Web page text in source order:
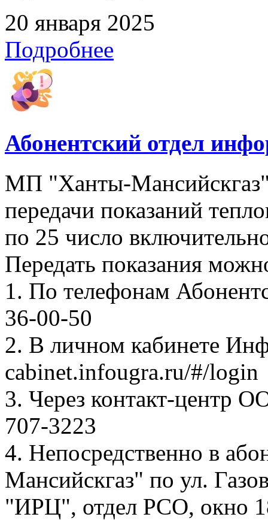
20 января 2025
Подробнее
Абонентский отдел
МП "Ханты-Мансийскгаз"
передачи показаний
по 25 число
Передать показания
1. По телефонам
36-00-50
2. В личном кабинете
cabinet.infougra.ru/#/login
3. Через контакт-центр
707-3223
4. Непосредственно в
Мансийскгаз" по ул.
"ИРЦ", отдел РСО, окно